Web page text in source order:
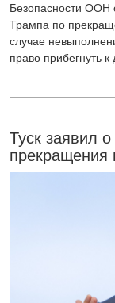
Безопасности ООН
Трампа по
случае
право прибегнуть
Туск заявил
прекращения